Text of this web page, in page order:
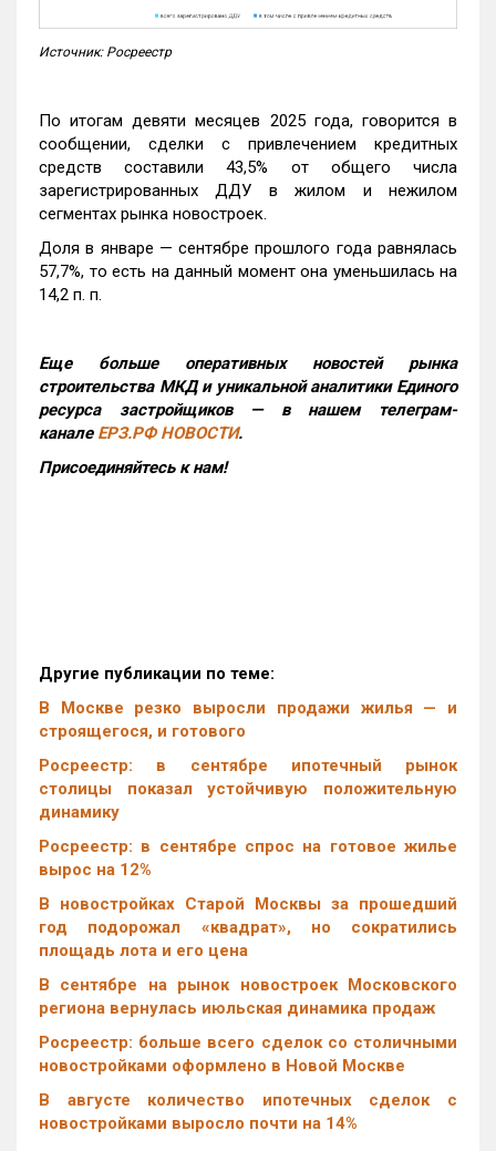
Источник: Росреестр
По итогам девяти месяцев 2025 года, говорится в
сообщении, сделки с привлечением кредитных
средств составили 43,5% от общего числа
зарегистрированных ДДУ в жилом и нежилом
сегментах рынка новостроек.
Доля в январе — сентябре прошлого года равнялась
57,7%, то есть на данный момент она уменьшилась на
14,2 п. п.
Еще больше оперативных новостей рынка
строительства МКД и уникальной аналитики Единого
ресурса застройщиков — в нашем телеграм-
канале ЕРЗ.РФ НОВОСТИ.
Присоединяйтесь к нам!
Другие публикации по теме:
В Москве резко выросли продажи жилья — и
строящегося, и готового
Росреестр: в сентябре ипотечный рынок
столицы показал устойчивую положительную
динамику
Росреестр: в сентябре спрос на готовое жилье
вырос на 12%
В новостройках Старой Москвы за прошедший
год подорожал «квадрат», но сократились
площадь лота и его цена
В сентябре на рынок новостроек Московского
региона вернулась июльская динамика продаж
Росреестр: больше всего сделок со столичными
новостройками оформлено в Новой Москве
В августе количество ипотечных сделок с
новостройками выросло почти на 14%